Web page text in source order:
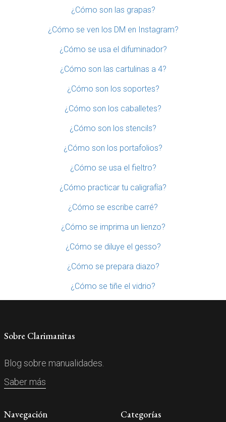
¿Cómo son las grapas?
¿Cómo se ven los DM en Instagram?
¿Cómo se usa el difuminador?
¿Cómo son las cartulinas a 4?
¿Cómo son los soportes?
¿Cómo son los caballetes?
¿Cómo son los stencils?
¿Cómo son los portafolios?
¿Cómo se usa el fieltro?
¿Cómo practicar tu caligrafía?
¿Cómo se escribe carré?
¿Cómo se imprima un lienzo?
¿Cómo se diluye el gesso?
¿Cómo se prepara diazo?
¿Cómo se tiñe el vidrio?
Sobre Clarimanitas
Blog sobre manualidades.
Saber más
Navegación Categorías